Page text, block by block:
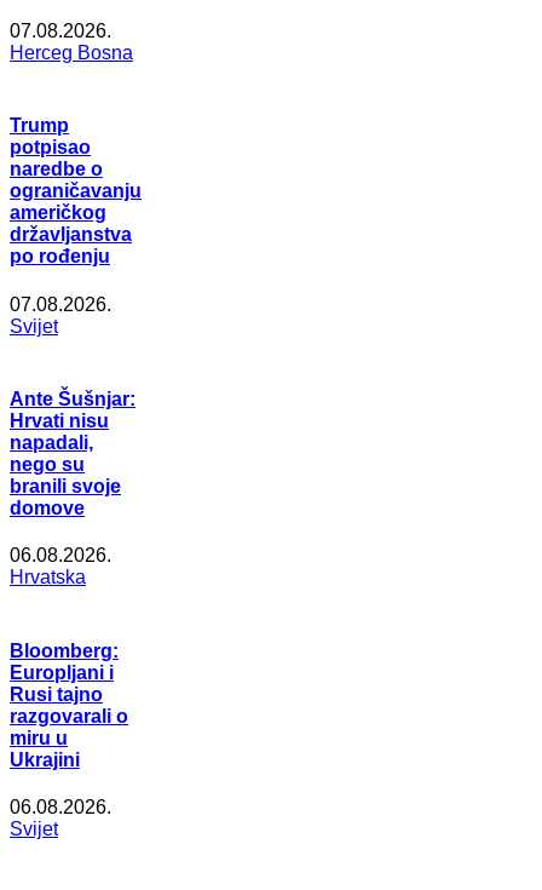
07.08.2026.
Herceg Bosna
Trump
potpisao
naredbe o
ograničavanju
američkog
državljanstva
po rođenju
07.08.2026.
Svijet
Ante Šušnjar:
Hrvati nisu
napadali,
nego su
branili svoje
domove
06.08.2026.
Hrvatska
Bloomberg:
Europljani i
Rusi tajno
razgovarali o
miru u
Ukrajini
06.08.2026.
Svijet